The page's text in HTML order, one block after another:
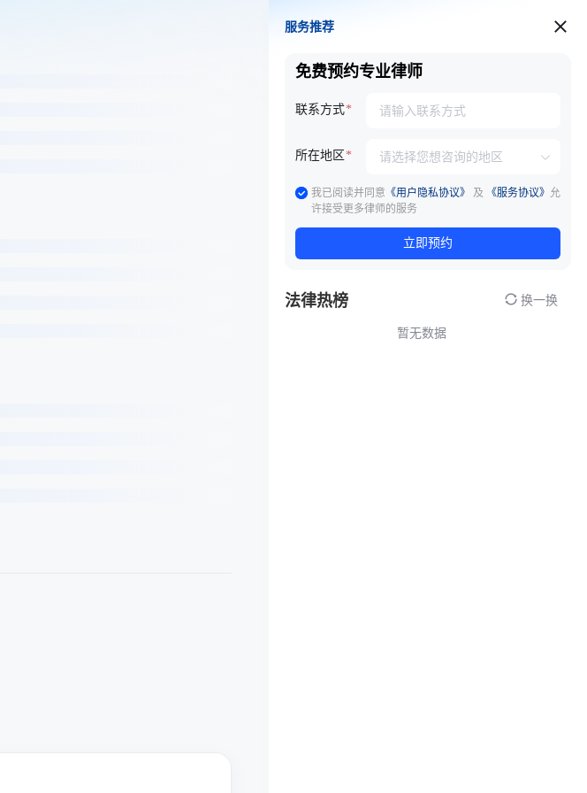
服务推荐
服务推荐
免费预约专业律师
联系方式
所在地区
我已阅读并同意 《用户隐私协议》 及 《服务协议》 允
许接受更多律师的服务
立即预约
法律热榜 换一换
暂无数据